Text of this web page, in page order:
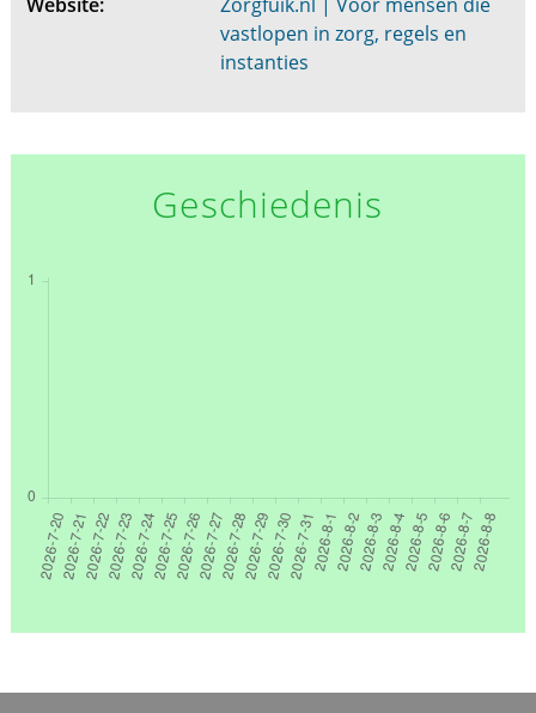
vastlopen in zorg, regels en
instanties
Geschiedenis